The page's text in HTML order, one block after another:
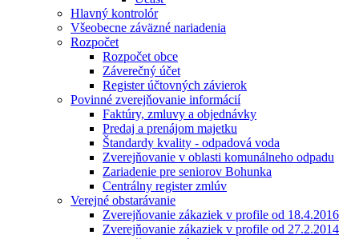
Hlavný kontrolór
Všeobecne záväzné nariadenia
Rozpočet
Rozpočet obce
Záverečný účet
Register účtovných závierok
Povinné zverejňovanie informácií
Faktúry, zmluvy a objednávky
Predaj a prenájom majetku
Štandardy kvality - odpadová voda
Zverejňovanie v oblasti komunálneho odpadu
Zariadenie pre seniorov Bohunka
Centrálny register zmlúv
Verejné obstarávanie
Zverejňovanie zákaziek v profile od 18.4.2016
Zverejňovanie zákaziek v profile od 27.2.2014